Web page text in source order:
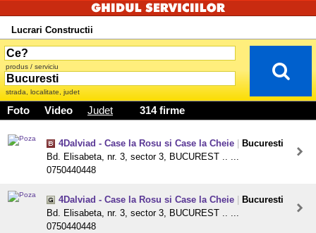
Lucrari Constructii
produs / serviciu
strada, localitate, judet
Foto Video Judet 314 firme
4Dalviad - Case la Rosu si Case la Cheie
Bucuresti
Bd. Elisabeta, nr. 3, sector 3, BUCUREST .. ...
0750440448
4Dalviad - Case la Rosu si Case la Cheie
Bucuresti
Bd. Elisabeta, nr. 3, sector 3, BUCUREST .. ...
0750440448